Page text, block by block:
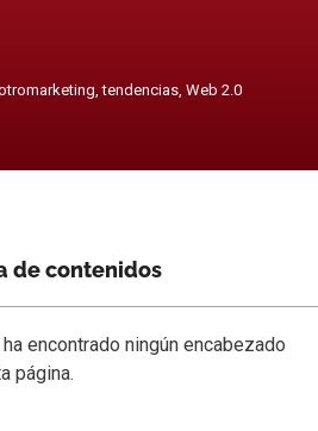
,tendencias, Web 2.0
de contenidos
encontrado ningún encabezado
página.